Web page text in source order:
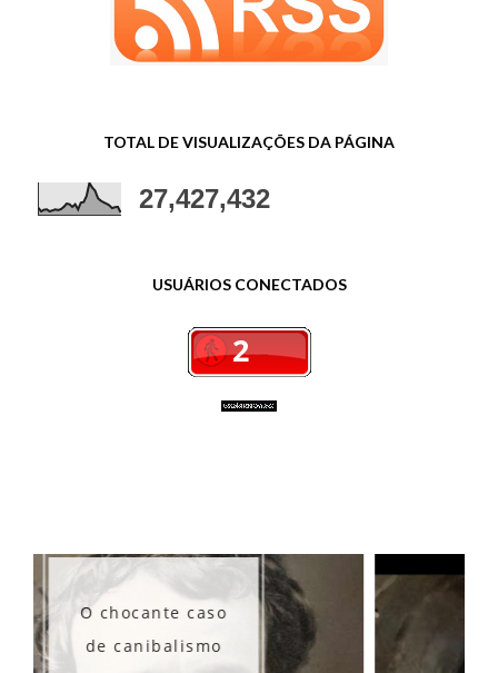
TOTAL DE VISUALIZAÇÕES DA PÁGINA
27,427,432
USUÁRIOS CONECTADOS
Os misteriosos